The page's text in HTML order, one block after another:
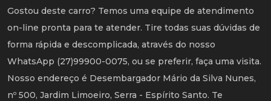
Gostou deste carro? Temos uma equipe de atendimento
on-line pronta para te atender. Tire todas suas dúvidas de
forma rápida e descomplicada, através do nosso
WhatsApp (27)99900-0075, ou se preferir, faça uma visita.
Nosso endereço é Desembargador Mário da Silva Nunes,
nº 500, Jardim Limoeiro, Serra - Espírito Santo. Te